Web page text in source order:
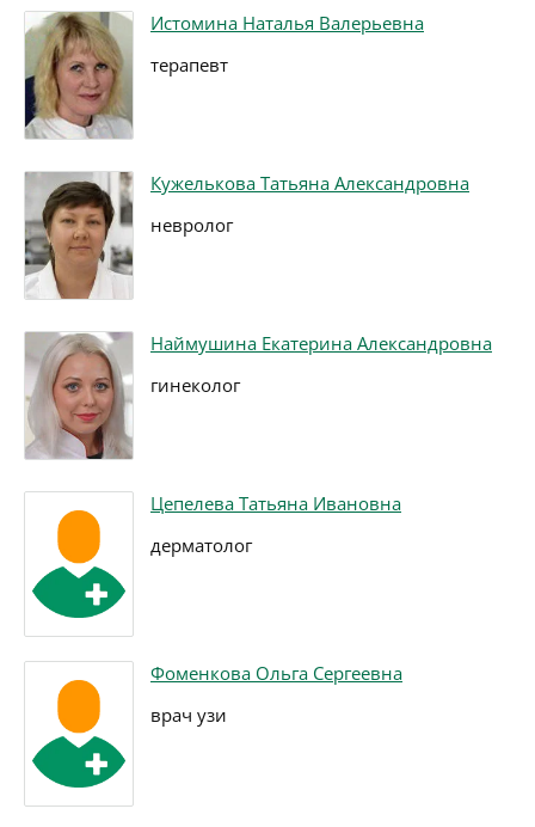
Истомина Наталья Валерьевна
терапевт
Кужелькова Татьяна Александровна
невролог
Наймушина Екатерина Александровна
гинеколог
Цепелева Татьяна Ивановна
дерматолог
Фоменкова Ольга Сергеевна
врач узи